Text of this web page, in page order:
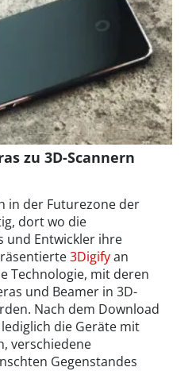
zu 3D-Scannern
in der Futurezone der
dort wo die
und Entwickler ihre
3Digifyan
Technologie, mit deren
und Beamer in 3D-
Nach dem Download
die Geräte mit
verschiedene
Gegenstandes